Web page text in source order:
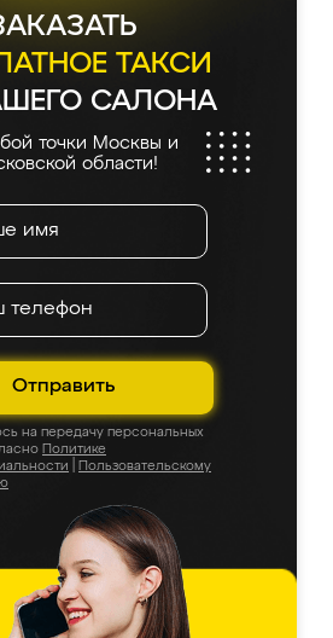
ТАКСИ
САЛОНА
точки Москвы и
области!
Отправить
на передачу персональных
Политике
Пользовательскому